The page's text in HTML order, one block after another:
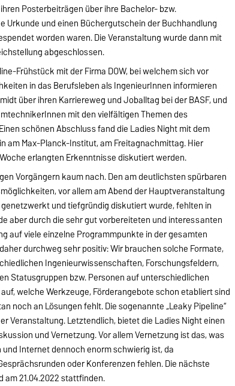
Posterbeiträgen über ihre Bachelor- bzw.
Urkunde und einen Büchergutschein der Buchhandlung
worden waren. Die Veranstaltung wurde dann mit
abgeschlossen.
Frühstück mit der Firma DOW, bei welchem sich vor
in das Berufsleben als IngenieurInnen informieren
über ihren Karriereweg und Joballtag bei der BASF, und
mit den vielfältigen Themen des
schönen Abschluss fand die Ladies Night mit dem
am Max-Planck-Institut, am Freitagnachmittag. Hier
erlangten Erkenntnisse diskutiert werden.
Vorgängern kaum nach. Den am deutlichsten spürbaren
vor allem am Abend der Hauptveranstaltung
und tiefgründig diskutiert wurde, fehlten in
aber durch die sehr gut vorbereiteten und interessanten
auf viele einzelne Programmpunkte in der gesamten
durchweg sehr positiv: Wir brauchen solche Formate,
Ingenieurwissenschaften, Forschungsfeldern,
Statusgruppen bzw. Personen auf unterschiedlichen
welche Werkzeuge, Förderangebote schon etabliert sind
noch an Lösungen fehlt. Die sogenannte „Leaky Pipeline“
Veranstaltung. Letztendlich, bietet die Ladies Night einen
und Vernetzung. Vor allem Vernetzung ist das, was
Internet dennoch enorm schwierig ist, da
oder Konferenzen fehlen. Die nächste
am 21.04.2022 stattfinden.